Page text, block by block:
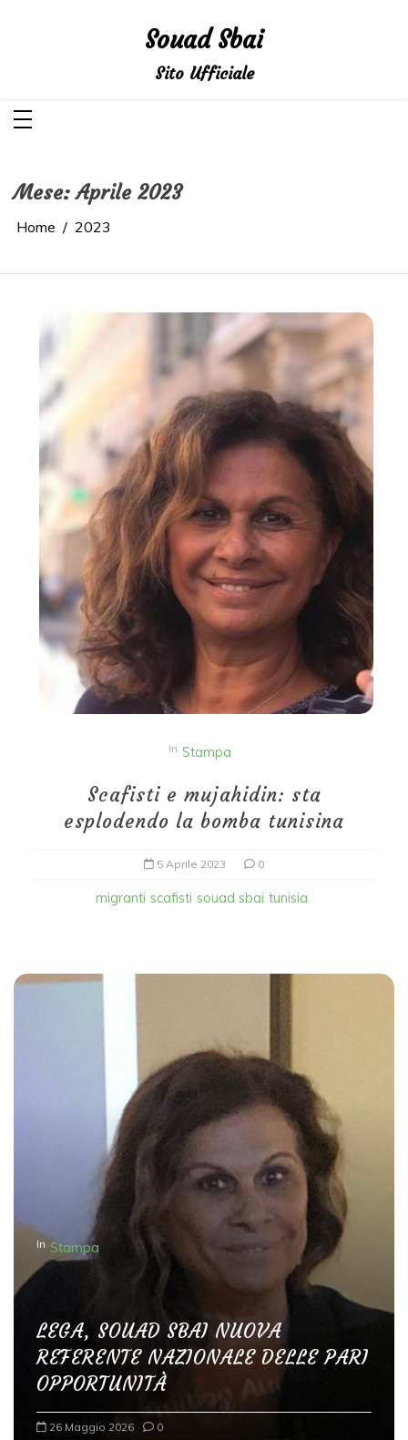
Souad Sbai
Sito Ufficiale
Mese:Aprile 2023
Home 2023
In Stampa
Scafisti e mujahidin: sta
esplodendo la bomba tunisina
5 Aprile 2023 0
migranti scafisti souad sbai tunisia
In Stampa
LEGA, SOUAD SBAI NUOVA
REFERENTE NAZIONALE DELLE PARI
OPPORTUNITÀ
26 Maggio 2026 0